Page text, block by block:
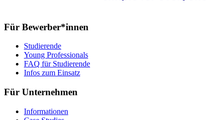
Für Bewerber*innen
Studierende
Young Professionals
FAQ für Studierende
Infos zum Einsatz
Für Unternehmen
Informationen